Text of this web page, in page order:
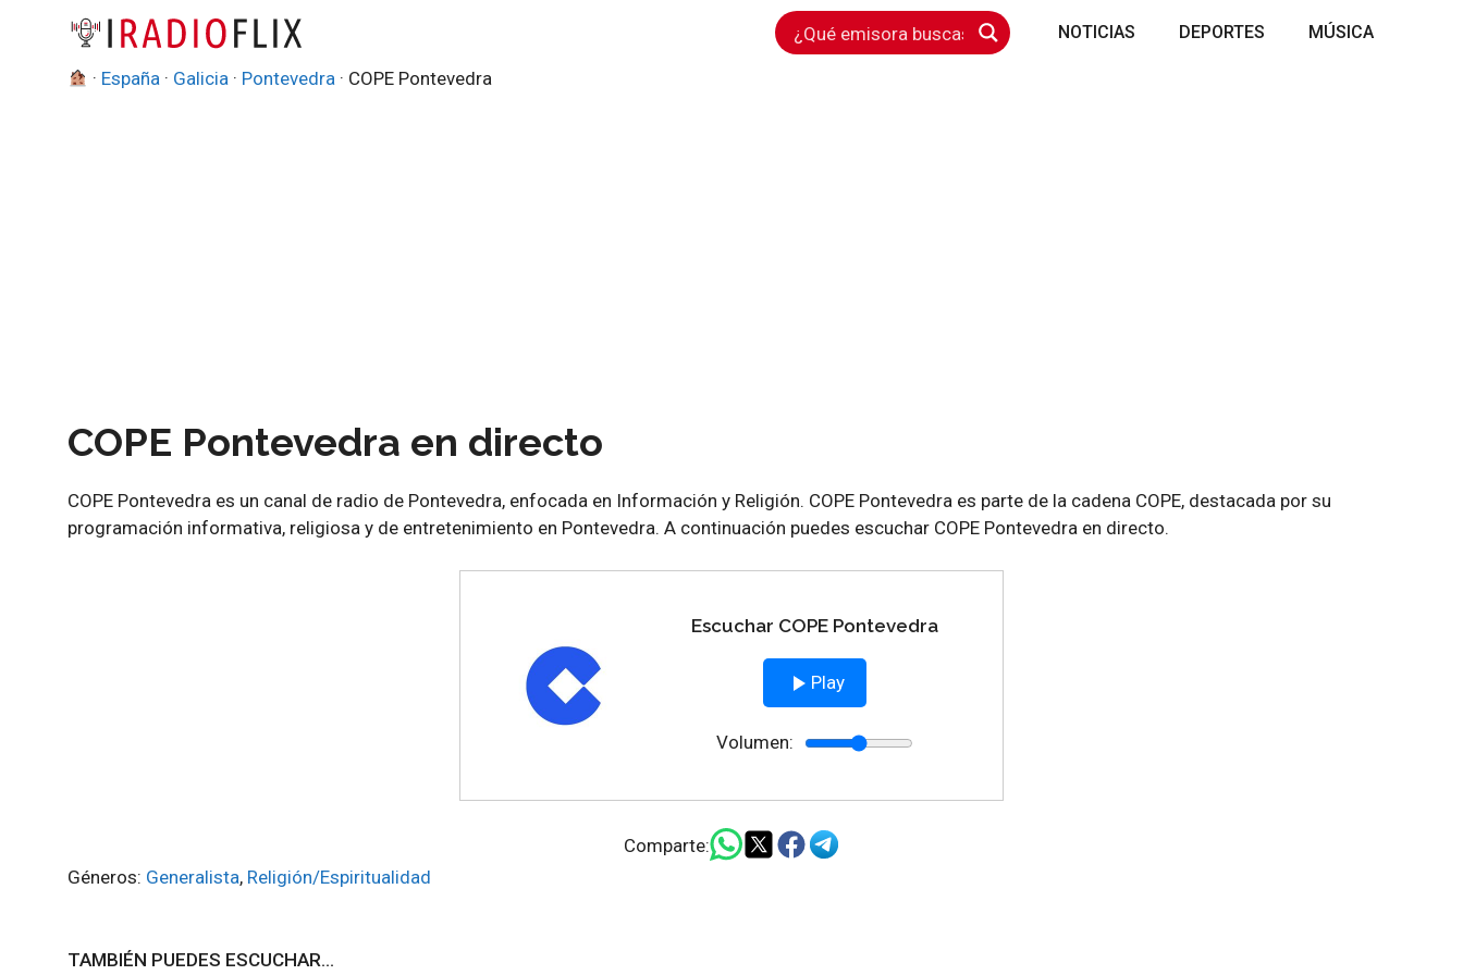
contenido
NOTICIAS DEPORTES MÚSICA
· España · Galicia · Pontevedra · COPE Pontevedra
COPE Pontevedra en directo
COPE Pontevedra es un canal de radio de Pontevedra, enfocada en Información y Religión. COPE Pontevedra es parte de la cadena COPE, destacada por su
programación informativa, religiosa y de entretenimiento en Pontevedra. A continuación puedes escuchar COPE Pontevedra en directo.
Escuchar COPE Pontevedra
Play
Volumen:
Comparte:
Géneros: Generalista, Religión/Espiritualidad
TAMBIÉN PUEDES ESCUCHAR...